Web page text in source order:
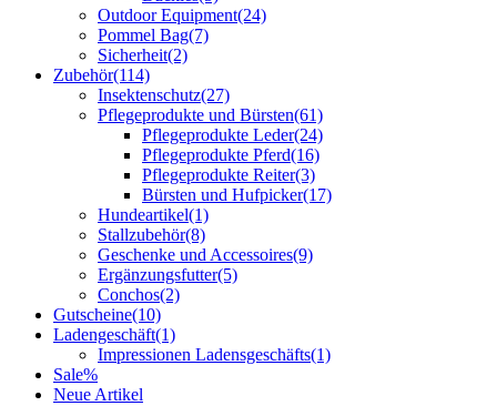
Outdoor Equipment(24)
Pommel Bag(7)
Sicherheit(2)
Zubehör(114)
Insektenschutz(27)
Pflegeprodukte und Bürsten(61)
Pflegeprodukte Leder(24)
Pflegeprodukte Pferd(16)
Pflegeprodukte Reiter(3)
Bürsten und Hufpicker(17)
Hundeartikel(1)
Stallzubehör(8)
Geschenke und Accessoires(9)
Ergänzungsfutter(5)
Conchos(2)
Gutscheine(10)
Ladengeschäft(1)
Impressionen Ladensgeschäfts(1)
Sale%
Neue Artikel